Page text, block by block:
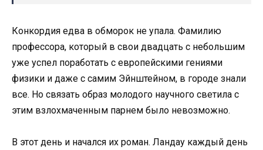
Конкордия едва в обморок не упала. Фамилию
профессора, который в свои двадцать с небольшим
уже успел поработать с европейскими гениями
физики и даже с самим Эйнштейном, в городе знали
все. Но связать образ молодого научного светила с
этим взлохмаченным парнем было невозможно.
В этот день и начался их роман. Ландау каждый день